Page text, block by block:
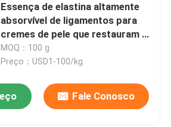
Essença de elastina altamente
absorvível de ligamentos para
cremes de pele que restauram a
elasticidade
MOQ：100 g
Preço：USD1-100/kg
Fale Conosco